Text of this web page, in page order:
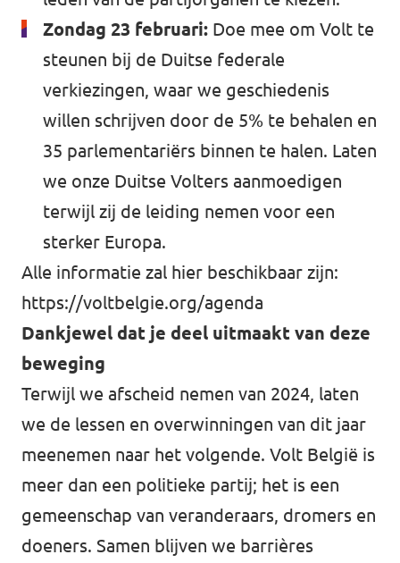
Zondag 23 februari: Doe mee om Volt te
steunen bij de Duitse federale
verkiezingen, waar we geschiedenis
willen schrijven door de 5% te behalen en
35 parlementariërs binnen te halen. Laten
we onze Duitse Volters aanmoedigen
terwijl zij de leiding nemen voor een
sterker Europa.
Alle informatie zal hier beschikbaar zijn:
https://voltbelgie.org/agenda
Dankjewel dat je deel uitmaakt van deze
beweging
Terwijl we afscheid nemen van 2024, laten
we de lessen en overwinningen van dit jaar
meenemen naar het volgende. Volt België is
meer dan een politieke partij; het is een
gemeenschap van veranderaars, dromers en
doeners. Samen blijven we barrières